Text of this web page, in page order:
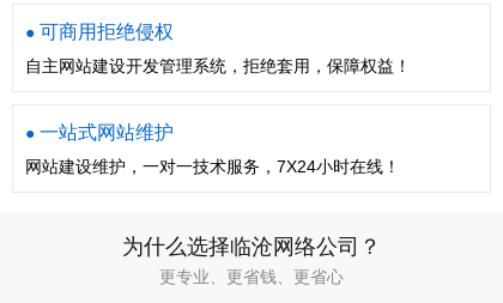
● 可商用拒绝侵权
自主网站建设开发管理系统，拒绝套用，保障权益！
● 一站式网站维护
网站建设维护，一对一技术服务，7X24小时在线！
为什么选择临沧网络公司？
更专业、更省钱、更省心